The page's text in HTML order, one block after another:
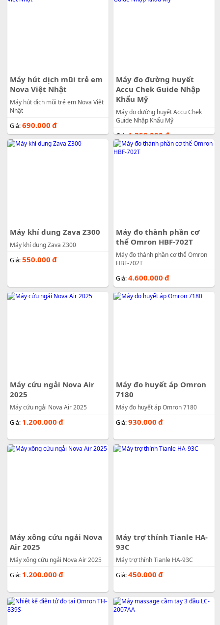
Máy hút dịch mũi trẻ em
Nova Việt Nhật
Máy hút dịch mũi trẻ em Nova Việt
Nhật
Giá:690.000 đ
Máy đo đường huyết
Accu Chek Guide Nhập
Khẩu Mỹ
Máy đo đường huyết Accu Chek
Guide Nhập Khẩu Mỹ
Giá:1.350.000đ
Máy khí dung Zava Z300
Máy khí dung Zava Z300
Giá:550.000 đ
Máy đo thành phần cơ
thể Omron HBF-702T
Máy đo thành phần cơ thể Omron
HBF-702T
Giá:4.600.000 đ
Máy cứu ngải Nova Air
2025
Máy cứu ngải Nova Air 2025
Giá: 1.200.000 đ
Máy đo huyết áp Omron
7180
Máy đo huyết áp Omron 7180
Giá:930.000 đ
Máy xông cứu ngải Nova
Air 2025
Máy xông cứu ngải Nova Air 2025
Giá: 1.200.000 đ
Máy trợ thính Tianle HA-
93C
Máy trợ thính Tianle HA-93C
Giá:450.000 đ